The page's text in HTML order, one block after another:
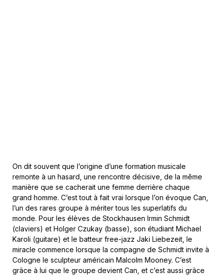
On dit souvent que l’origine d’une formation musicale
remonte à un hasard, une rencontre décisive, de la même
manière que se cacherait une femme derrière chaque
grand homme. C’est tout à fait vrai lorsque l’on évoque Can,
l’un des rares groupe à mériter tous les superlatifs du
monde. Pour les élèves de Stockhausen Irmin Schmidt
(claviers) et Holger Czukay (basse), son étudiant Michael
Karoli (guitare) et le batteur free-jazz Jaki Liebezeit, le
miracle commence lorsque la compagne de Schmidt invite à
Cologne le sculpteur américain Malcolm Mooney. C’est
grâce à lui que le groupe devient Can, et c’est aussi grâce